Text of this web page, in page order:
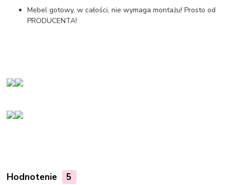
Mebel gotowy, w całości, nie wymaga montażu! Prosto od
PRODUCENTA!
Hodnotenie 5